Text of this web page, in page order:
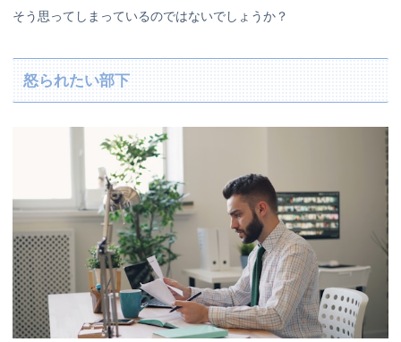
そう思ってしまっているのではないでしょうか？
怒られたい部下